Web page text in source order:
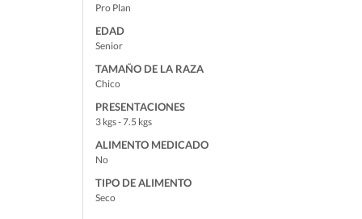
Pro Plan
EDAD
Senior
TAMAÑO DE LA RAZA
Chico
PRESENTACIONES
3 kgs - 7.5 kgs
ALIMENTO MEDICADO
No
TIPO DE ALIMENTO
Seco